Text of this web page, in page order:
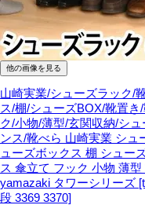
他の画像を見る
山崎実業/シューズラック/
ス/棚/シューズBOX/靴置
ク/小物/薄型/玄関収納/シ
ンス/靴べら 山崎実業 シュ
ューズボックス 棚 シュー
ス 傘立て フック 小物 薄
yamazaki タワーシリーズ
段 3369 3370]